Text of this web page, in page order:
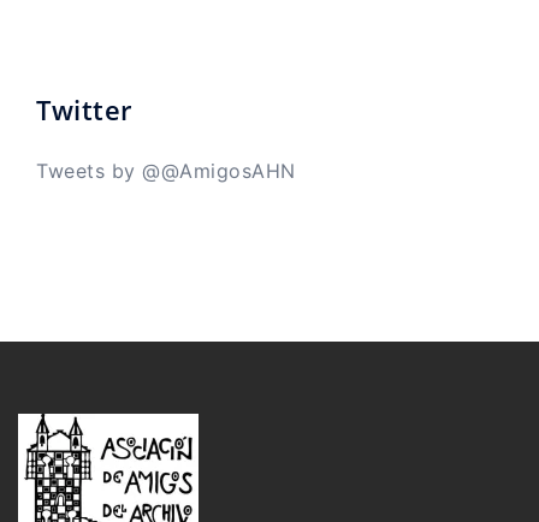
Twitter
Tweets by @@AmigosAHN